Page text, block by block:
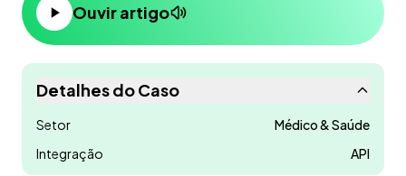
Ouvir artigo
Detalhes do Caso
Setor
Médico & Saúde
Integração
API